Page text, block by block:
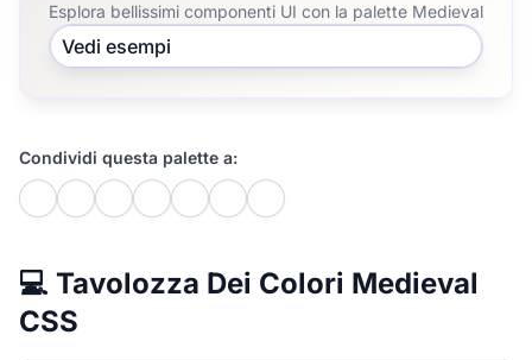
Esplora bellissimi componenti UI con la palette Medieval
Vedi esempi
Condividi questa palette a:
💻 Tavolozza Dei Colori Medieval
CSS